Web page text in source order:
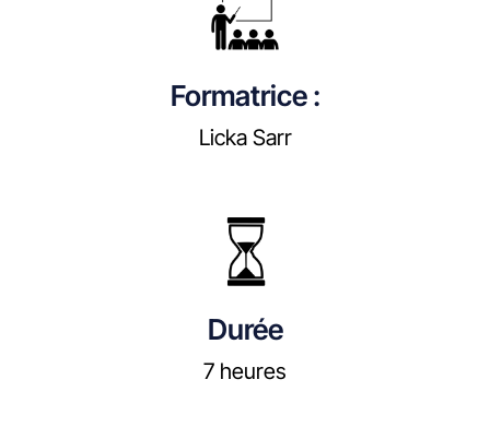
Formatrice :
Licka Sarr
Durée
7 heures